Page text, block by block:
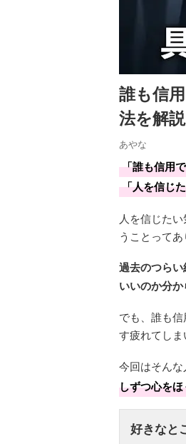
誰も信
法を解説
あやな
「誰も信用
「人を信じ
人を信じた
うことってあ
過去のつら
いいのか分か
でも、誰も
す疲れてしま
今回はそんな
しずつ心を